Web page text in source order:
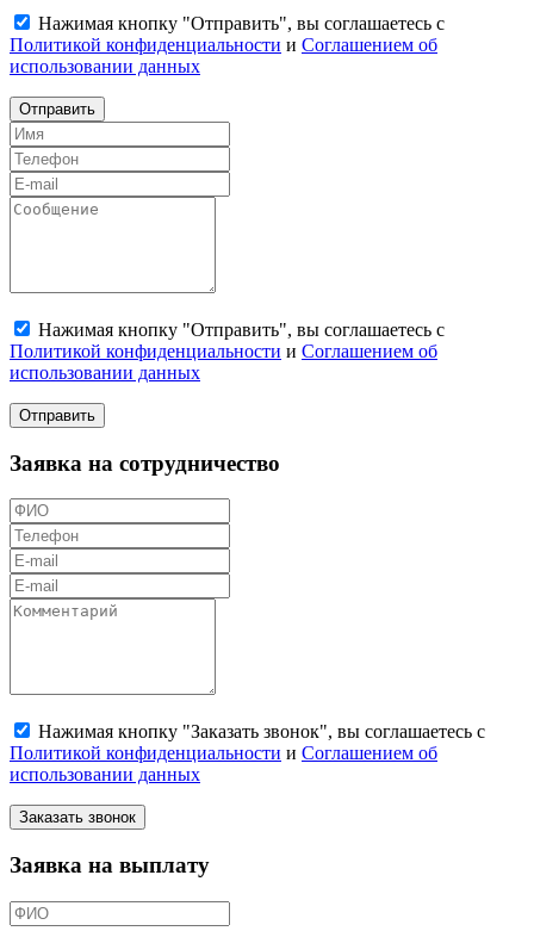
Нажимая кнопку "Отправить", вы соглашаетесь с
Политикой конфиденциальности и Соглашением об
использовании данных
Отправить
Нажимая кнопку "Отправить", вы соглашаетесь с
Политикой конфиденциальности и Соглашением об
использовании данных
Отправить
Заявка на сотрудничество
Нажимая кнопку "Заказать звонок", вы соглашаетесь с
Политикой конфиденциальности и Соглашением об
использовании данных
Заказать звонок
Заявка на выплату